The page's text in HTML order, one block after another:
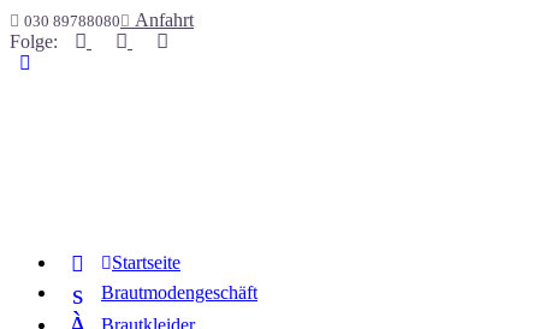
030 89788080
Anfahrt
Folge:
Start­sei­te
s Braut­mo­den­ge­schäft
Braut­klei­der